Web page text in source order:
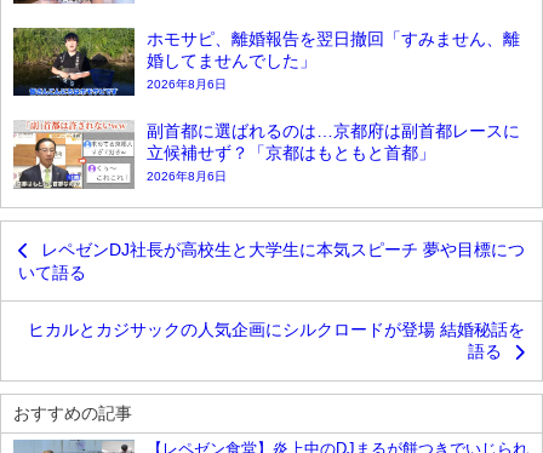
ホモサピ、離婚報告を翌日撤回「すみません、離
婚してませんでした」
2026年8月6日
副首都に選ばれるのは…京都府は副首都レースに
立候補せず？「京都はもともと首都」
2026年8月6日
レペゼンDJ社長が高校生と大学生に本気スピーチ 夢や目標につ
いて語る
ヒカルとカジサックの人気企画にシルクロードが登場 結婚秘話を
語る
おすすめの記事
【レペゼン食堂】炎上中のDJまるが餅つきでいじられ